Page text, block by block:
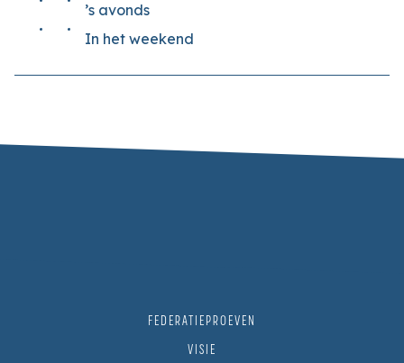
’s avonds
In het weekend
FEDERATIEPROEVEN
VISIE